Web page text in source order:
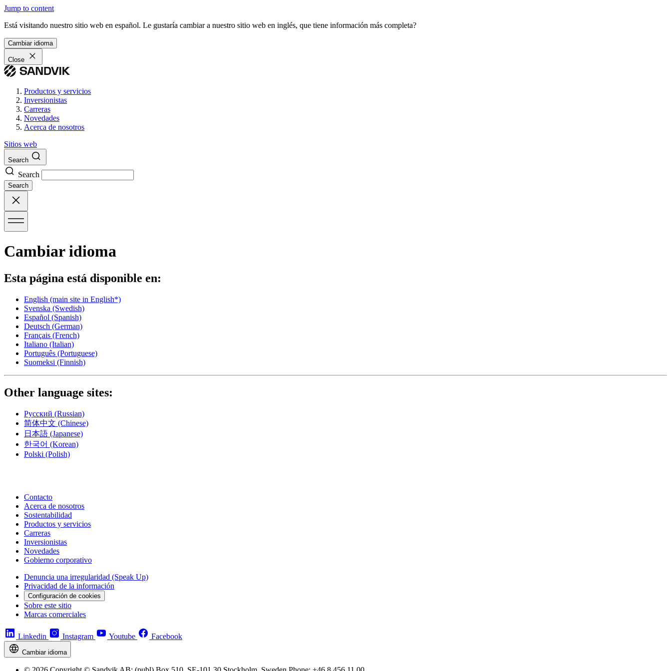
Jump to content
Está visitando nuestro sitio web en español. Le gustaría cambiar a nuestro sitio web en inglés, que tiene información más completa?
Cambiar idioma
Close
Productos y servicios
Inversionistas
Carreras
Novedades
Acerca de nosotros
Sitios web
Search
Search
Search
Cambiar idioma
Esta página está disponible en:
English (main site in English*)
Svenska (Swedish)
Español (Spanish)
Deutsch (German)
Français (French)
Italiano (Italian)
Português (Portuguese)
Suomeksi (Finnish)
Other language sites:
Русский (Russian)
简体中文 (Chinese)
日本語 (Japanese)
한국어 (Korean)
Polski (Polish)
Contacto
Acerca de nosotros
Sostentabilidad
Productos y servicios
Carreras
Inversionistas
Novedades
Gobierno corporativo
Denuncia una irregularidad (Speak Up)
Privacidad de la información
Configuración de cookies
Sobre este sitio
Marcas comerciales
Linkedin Instagram Youtube Facebook
Cambiar idioma